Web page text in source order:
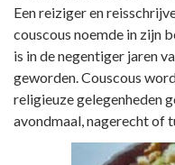
Een reiziger en
couscous noemde in zijn
is in de negentiger jaren
geworden. Couscous
religieuze gelegenheden
avondmaal, nagerecht of